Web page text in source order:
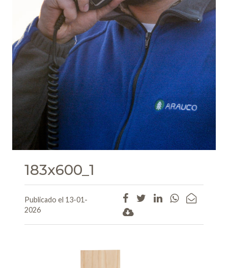
183x600_1
Publicado el 13-01-
2026